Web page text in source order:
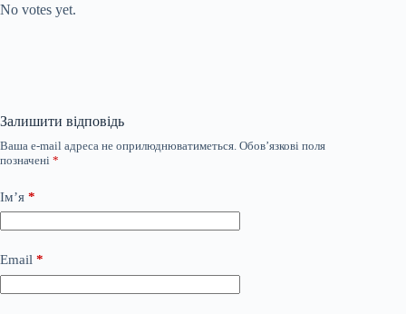
No votes yet.
Залишити відповідь
Ваша e-mail адреса не оприлюднюватиметься. Обов’язкові поля
позначені *
Ім’я *
Email *